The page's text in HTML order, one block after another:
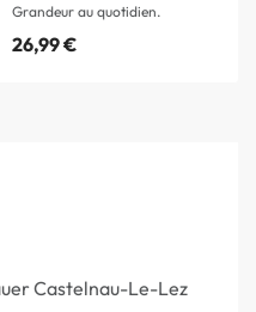
Grandeur au quotidien.
26,99€
Castelnau-Le-Lez